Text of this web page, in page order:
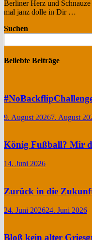
Berliner Herz und
mal janz dolle in Dir …
Suchen
Beliebte Beiträge
9. August 20267. August
König Fußball? Mir
14. Juni 2026
Zurück in die
24. Juni 202624. Juni 2026
Bloß kein alter